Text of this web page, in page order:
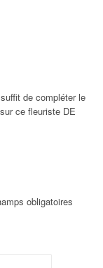
de compléter le
ce fleuriste DE
obligatoires